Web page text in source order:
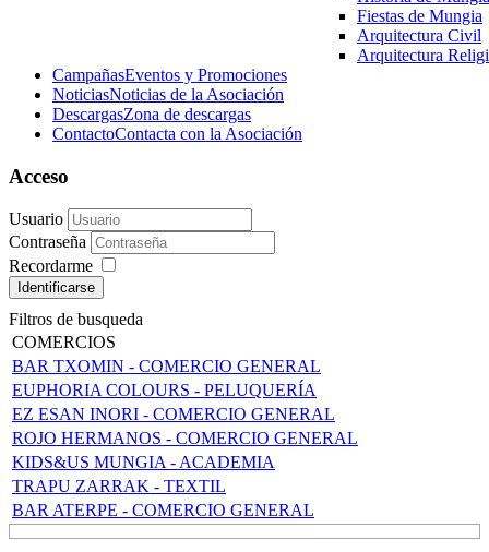
Fiestas de Mungia
Arquitectura Civil
Arquitectura
CampañasEventos y Promociones
NoticiasNoticias de la Asociación
DescargasZona de descargas
ContactoContacta con la Asociación
Acceso
Usuario
Contraseña
Recordarme
Identificarse
Filtros de busqueda
COMERCIOS
BAR TXOMIN - COMERCIO GENERAL
EUPHORIA COLOURS - PELUQUERÍA
EZ ESAN INORI - COMERCIO GENERAL
ROJO HERMANOS - COMERCIO GENERAL
KIDS&US MUNGIA - ACADEMIA
TRAPU ZARRAK - TEXTIL
BAR ATERPE - COMERCIO GENERAL